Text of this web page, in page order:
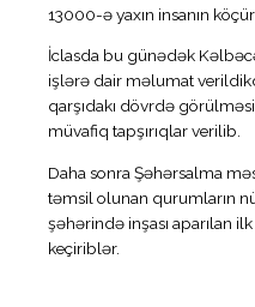
13000-ə yaxın insanın
İclasda bu günədək
işlərə dair məlumat
qarşıdakı dövrdə
müvafiq tapşırıqlar verilib.
Daha sonra Şəhərsalma
təmsil olunan qurumların
şəhərində inşası aparılan
keçiriblər.